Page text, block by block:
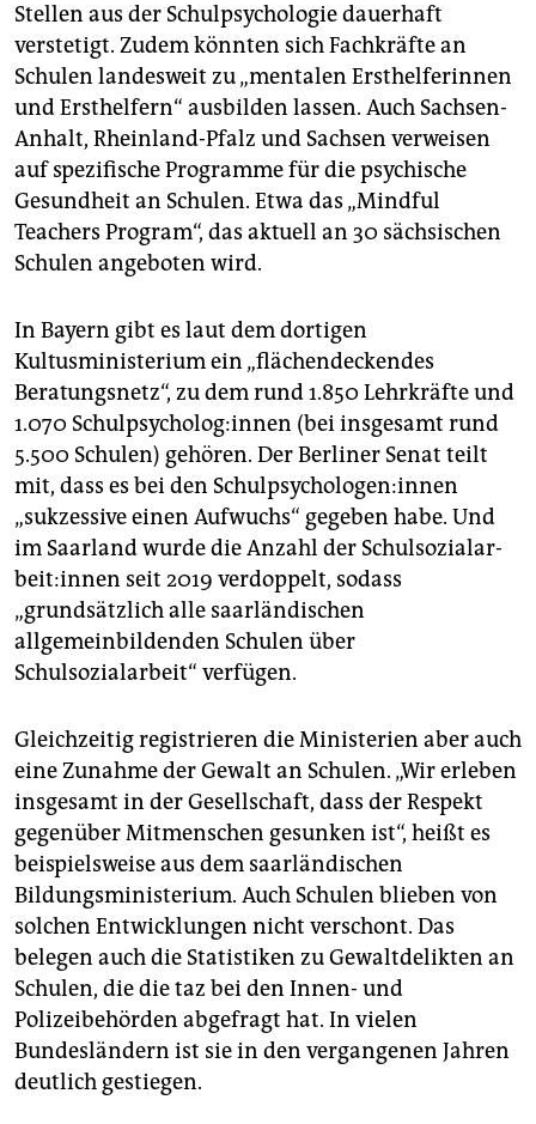
Stellen aus der Schulpsychologie dauerhaft
verstetigt. Zudem könnten sich Fachkräfte an
Schulen landesweit zu „mentalen Ersthelferinnen
und Ersthelfern“ ausbilden lassen. Auch Sachsen-
Anhalt, Rheinland-Pfalz und Sachsen verweisen
auf spezifische Programme für die psychische
Gesundheit an Schulen. Etwa das „Mindful
Teachers Program“, das aktuell an 30 sächsischen
Schulen angeboten wird.
In Bayern gibt es laut dem dortigen
Kultusministerium ein „flächendeckendes
Beratungsnetz“, zu dem rund 1.850 Lehrkräfte und
1.070 Schul­psy­cho­lo­g:in­nen (bei insgesamt rund
5.500 Schulen) gehören. Der Berliner Senat teilt
mit, dass es bei den Schul­psy­cho­lo­gen:­in­nen
„sukzessive einen Aufwuchs“ gegeben habe. Und
im Saarland wurde die Anzahl der Schul­so­zi­al­ar­
beit:in­nen seit 2019 verdoppelt, sodass
„grundsätzlich alle saarländischen
allgemeinbildenden Schulen über
Schulsozialarbeit“ verfügen.
Gleichzeitig registrieren die Ministerien aber auch
eine Zunahme der Gewalt an Schulen. „Wir erleben
insgesamt in der Gesellschaft, dass der Respekt
gegenüber Mitmenschen gesunken ist“, heißt es
beispielsweise aus dem saarländischen
Bildungsministerium. Auch Schulen blieben von
solchen Entwicklungen nicht verschont. Das
belegen auch die Statistiken zu Gewaltdelikten an
Schulen, die die taz bei den Innen- und
Polizeibehörden abgefragt hat. In vielen
Bundesländern ist sie in den vergangenen Jahren
deutlich gestiegen.